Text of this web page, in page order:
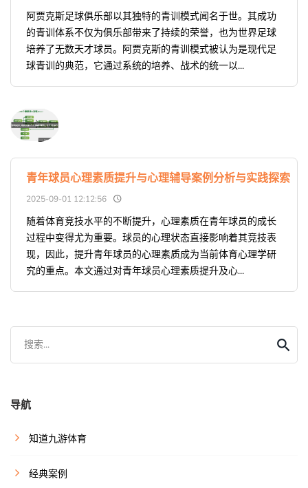
阿贾克斯足球俱乐部以其独特的青训模式闻名于世。其成功
的青训体系不仅为俱乐部带来了持续的荣誉，也为世界足球
培养了无数天才球员。阿贾克斯的青训模式被认为是现代足
球青训的典范，它通过系统的培养、战术的统一以...
青年球员心理素质提升与心理辅导案例分析与实践探索
2025-09-01 12:12:56
随着体育竞技水平的不断提升，心理素质在青年球员的成长
过程中变得尤为重要。球员的心理状态直接影响着其竞技表
现，因此，提升青年球员的心理素质成为当前体育心理学研
究的重点。本文通过对青年球员心理素质提升及心...
搜索...
导航
知道九游体育
经典案例